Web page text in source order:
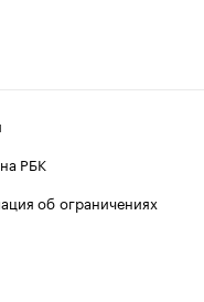
РБК
об ограничениях